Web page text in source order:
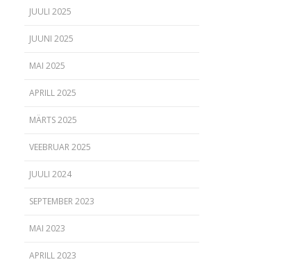
JUULI 2025
JUUNI 2025
MAI 2025
APRILL 2025
MÄRTS 2025
VEEBRUAR 2025
JUULI 2024
SEPTEMBER 2023
MAI 2023
APRILL 2023